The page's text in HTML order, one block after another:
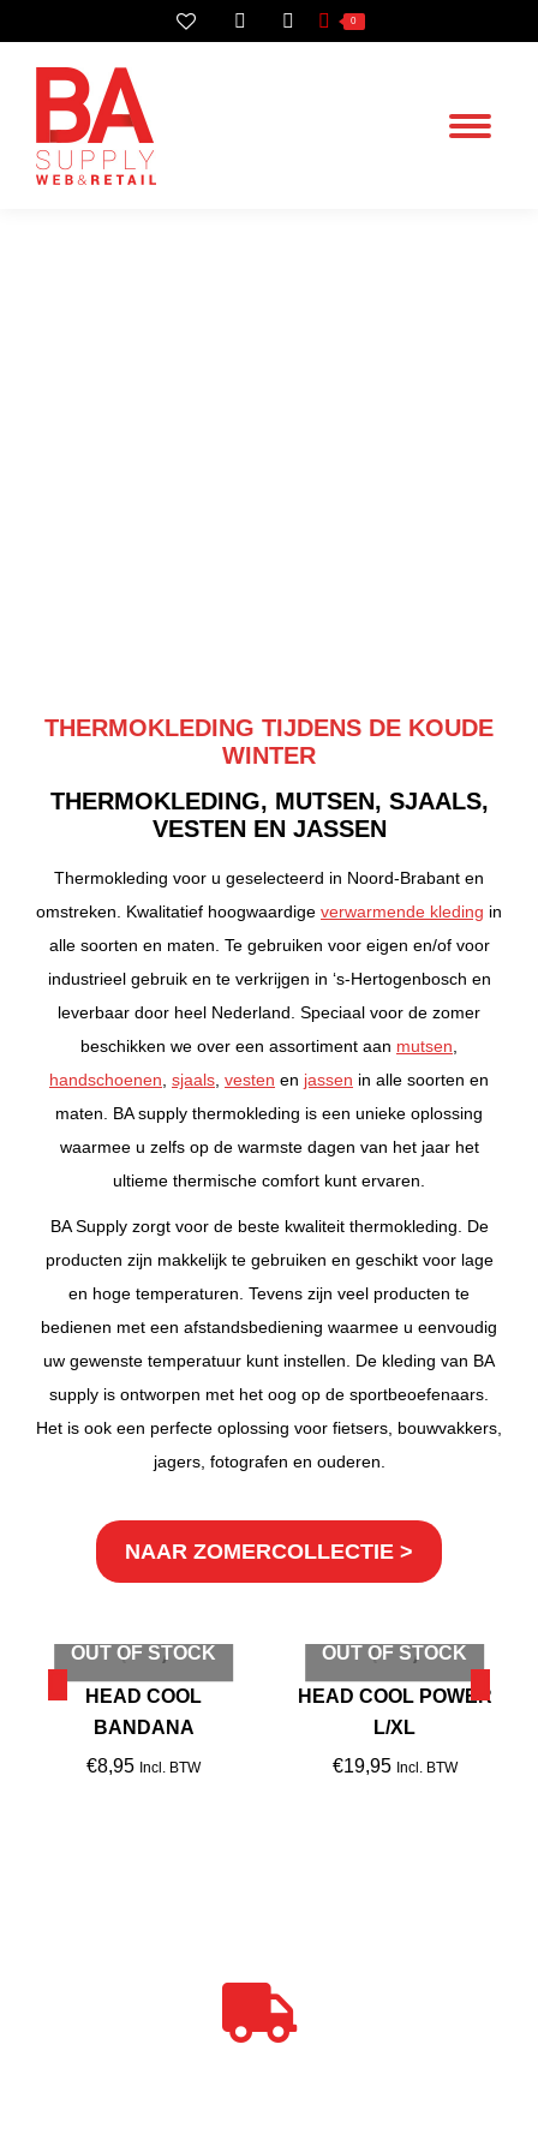
Search: 0
THERMOKLEDING TIJDENS DE KOUDE
WINTER
THERMOKLEDING, MUTSEN, SJAALS,
VESTEN EN JASSEN
Thermokleding voor u geselecteerd in Noord-Brabant en
omstreken. Kwalitatief hoogwaardige verwarmende kleding in
alle soorten en maten. Te gebruiken voor eigen en/of voor
industrieel gebruik en te verkrijgen in ‘s-Hertogenbosch en
leverbaar door heel Nederland. Speciaal voor de zomer
beschikken we over een assortiment aan mutsen
handschoenen sjaals vesten en jassen in alle soorten en
maten. BA supply thermokleding is een unieke oplossing
waarmee u zelfs op de warmste dagen van het jaar het
ultieme thermische comfort kunt ervaren.
BA Supply zorgt voor de beste kwaliteit thermokleding. De
producten zijn makkelijk te gebruiken en geschikt voor lage
en hoge temperaturen. Tevens zijn veel producten te
bedienen met een afstandsbediening waarmee u eenvoudig
uw gewenste temperatuur kunt instellen. De kleding van BA
supply is ontworpen met het oog op de sportbeoefenaars.
Het is ook een perfecte oplossing voor fietsers, bouwvakkers,
jagers, fotografen en ouderen.
NAAR ZOMERCOLLECTIE >
OUT OF STOCK
HEAD COOL
BANDANA
€8,95 Incl. BTW
OUT OF STOCK
HEAD COOL POWER
L/XL
€19,95 Incl. BTW